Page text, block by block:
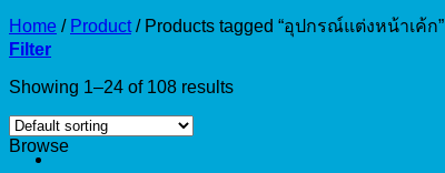
Home / Product /Products tagged “อุปกรณ์แต่งหน้าเค้ก”
Filter
Showing 1–24 of 108 results
Browse